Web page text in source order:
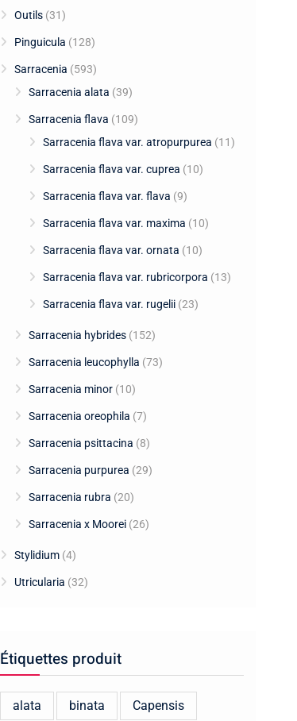
Outils (31)
Pinguicula (128)
Sarracenia (593)
Sarracenia alata (39)
Sarracenia flava (109)
Sarracenia flava var. atropurpurea (11)
Sarracenia flava var. cuprea (10)
Sarracenia flava var. flava (9)
Sarracenia flava var. maxima (10)
Sarracenia flava var. ornata (10)
Sarracenia flava var. rubricorpora (13)
Sarracenia flava var. rugelii (23)
Sarracenia hybrides (152)
Sarracenia leucophylla (73)
Sarracenia minor (10)
Sarracenia oreophila (7)
Sarracenia psittacina (8)
Sarracenia purpurea (29)
Sarracenia rubra (20)
Sarracenia x Moorei (26)
Stylidium (4)
Utricularia (32)
Étiquettes produit
alata binata Capensis